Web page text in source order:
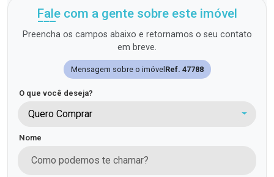
Fale com a gente sobre este imóvel
Preencha os campos abaixo e retornamos o seu contato
em breve.
Mensagem sobre o imóvelRef. 47788
O que você deseja?
Quero Comprar
Nome